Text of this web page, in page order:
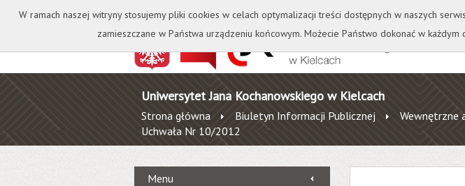
Kontakt Biblioteka Wydawnictwo Wirtualna
Uniwersytet Jana Kochanowskiego w Kielcach
Strona główna Biuletyn Informacji Publicznej Wewnętrzne
Uchwała Nr 10/2012
Menu
W ramach naszej witryny stosujemy pliki cookies w celach optymalizacji treści dostępnych w naszych
zamieszczane w Państwa urządzeniu końcowym. Możecie Państwo dokonać w